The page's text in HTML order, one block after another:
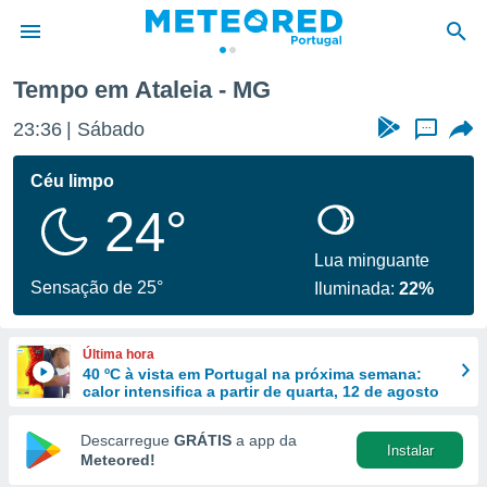
da
foi
fornecidas
a este
das
e
forma
digital
Tempo em Ataleia - MG
23:36 Sábado ...
Céu limpo
24°
Sensação de 25°
Lua minguante
Iluminada:22%
Última hora
40 ºC à vista em Portugal na próxima semana:
calor intensifica a partir de quarta, 12 de agosto
Descarregue GRÁTIS a app da
Meteored!
Instalar